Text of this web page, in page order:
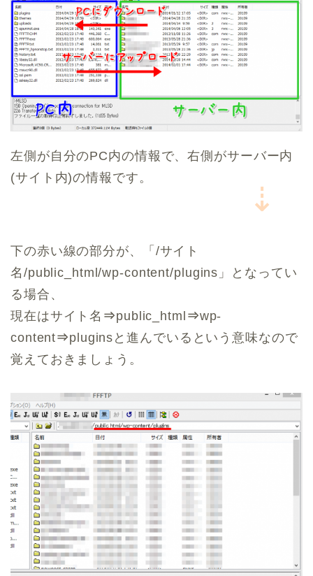
左側が自分のPC内の情報で、右側がサーバー内
(サイト内)の情報です。
⇣
下の赤い線の部分が、「/サイト
名/public_html/wp-content/plugins」となってい
る場合、
現在はサイト名 ⇒public_html ⇒wp-
content⇒pluginsと進んでいるという意味なので
覚えておきましょう。